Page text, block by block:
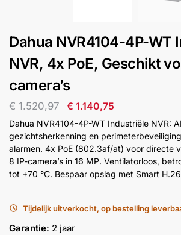
Inbraakbeveiliging
Merken
Outlet SALE
Help &
Dahua NVR4104-4P-WT
NVR, 4x PoE, Geschikt
camera’s
€1.520,97 € 1.140,75
Dahua NVR4104-4P-WT Industriële NVR:
gezichtsherkenning en
alarmen. 4x PoE (802.3af/at) voor directe
8 IP-camera’s in 16 MP. Ventilatorloos,
tot +70 °C. Bespaar opslag met Smart
Tijdelijk uitverkocht, op bestelling
Garantie: 2 jaar